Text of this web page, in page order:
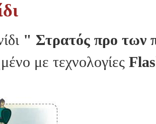
" Στρατός προ
με τεχνολογίες